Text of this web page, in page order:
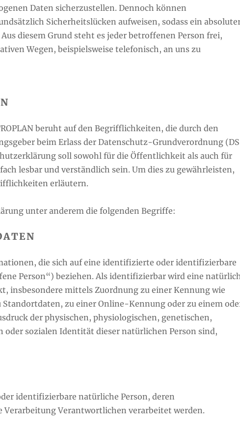
Daten sicherzustellen. Dennoch können
Sicherheitslücken aufweisen, sodass ein
diesem Grund steht es jeder betroffenen Person frei,
Wegen, beispielsweise telefonisch, an uns zu
beruht auf den Begrifflichkeiten, die durch den
beim Erlass der Datenschutz-Grundverordnung
soll sowohl für die Öffentlichkeit als auch für
lesbar und verständlich sein. Um dies zu gewährleisten,
erläutern.
unter anderem die folgenden Begriffe:
die sich auf eine identifizierte oder identifizierbare
Person“) beziehen. Als identifizierbar wird eine
insbesondere mittels Zuordnung zu einer Kennung wie
zu einer Online-Kennung oder zu einem
der physischen, physiologischen, genetischen,
sozialen Identität dieser natürlichen Person sind,
identifizierbare natürliche Person, deren
Verarbeitung Verantwortlichen verarbeitet werden.